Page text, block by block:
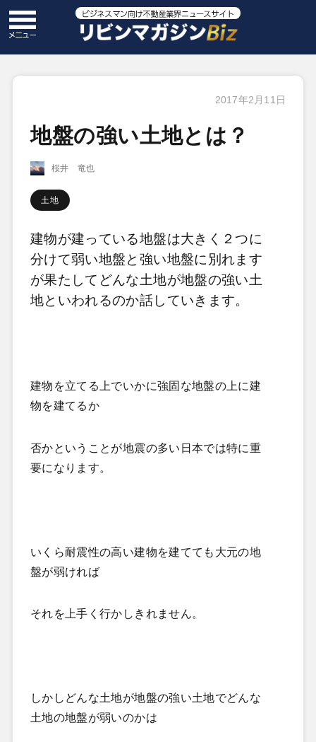
2017年2月11日
地盤の強い土地とは？
桜井 竜也
土地
建物が建っている地盤は大きく２つに
分けて弱い地盤と強い地盤に別れます
が果たしてどんな土地が地盤の強い土
地といわれるのか話していきます。
建物を立てる上でいかに強固な地盤の上に建
物を建てるか
否かということが地震の多い日本では特に重
要になります。
いくら耐震性の高い建物を建てても大元の地
盤が弱ければ
それを上手く行かしきれません。
しかしどんな土地が地盤の強い土地でどんな
土地の地盤が弱いのかは